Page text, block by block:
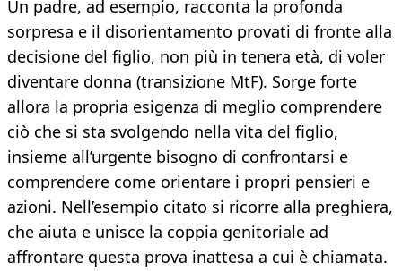
Un padre, ad esempio, racconta la profonda
sorpresa e il disorientamento provati di fronte alla
decisione del figlio, non più in tenera età, di voler
diventare donna (transizione MtF). Sorge forte
allora la propria esigenza di meglio comprendere
ciò che si sta svolgendo nella vita del figlio,
insieme all’urgente bisogno di confrontarsi e
comprendere come orientare i propri pensieri e
azioni. Nell’esempio citato si ricorre alla preghiera,
che aiuta e unisce la coppia genitoriale ad
affrontare questa prova inattesa a cui è chiamata.